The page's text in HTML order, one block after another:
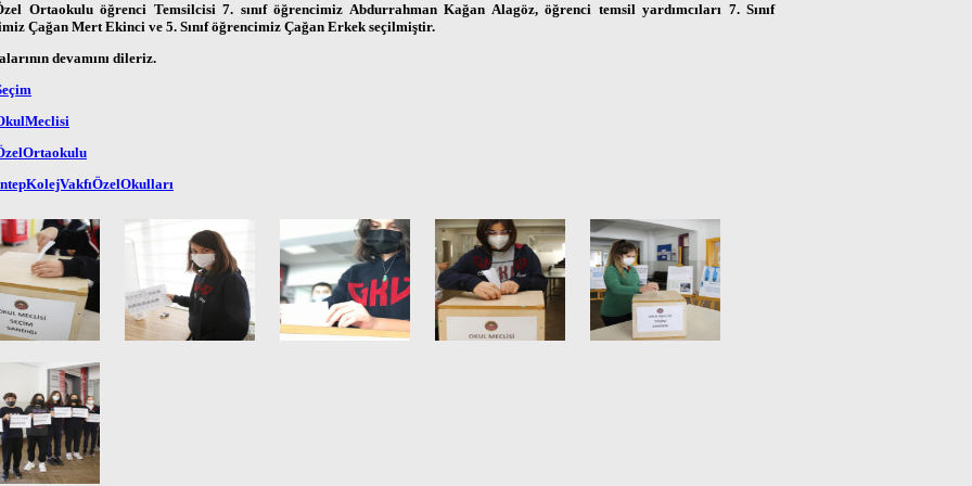
Ortaokulu öğrenci Temsilcisi 7. sınıf öğrencimiz Abdurrahman Kağan Alagöz, öğrenci temsil yardımcıları 7. Sınıf
Çağan Mert Ekinci ve 5. Sınıf öğrencimiz Çağan Erkek seçilmiştir.
devamını dileriz.